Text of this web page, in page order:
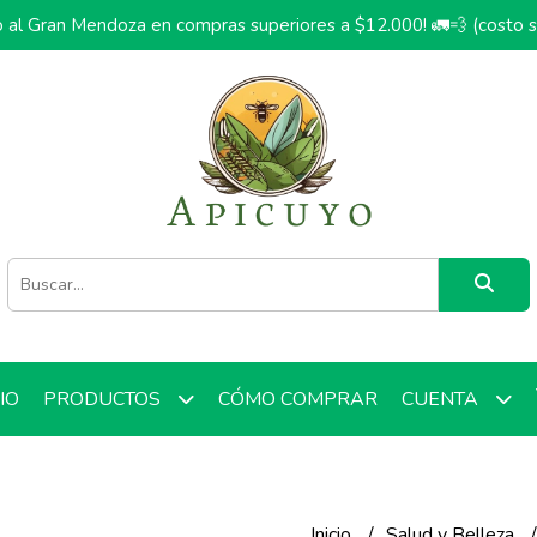
al Gran Mendoza en compras superiores a $12.000! 🚛💨 (costo
PRODUCTOS CÓMO COMPRAR CUENTA